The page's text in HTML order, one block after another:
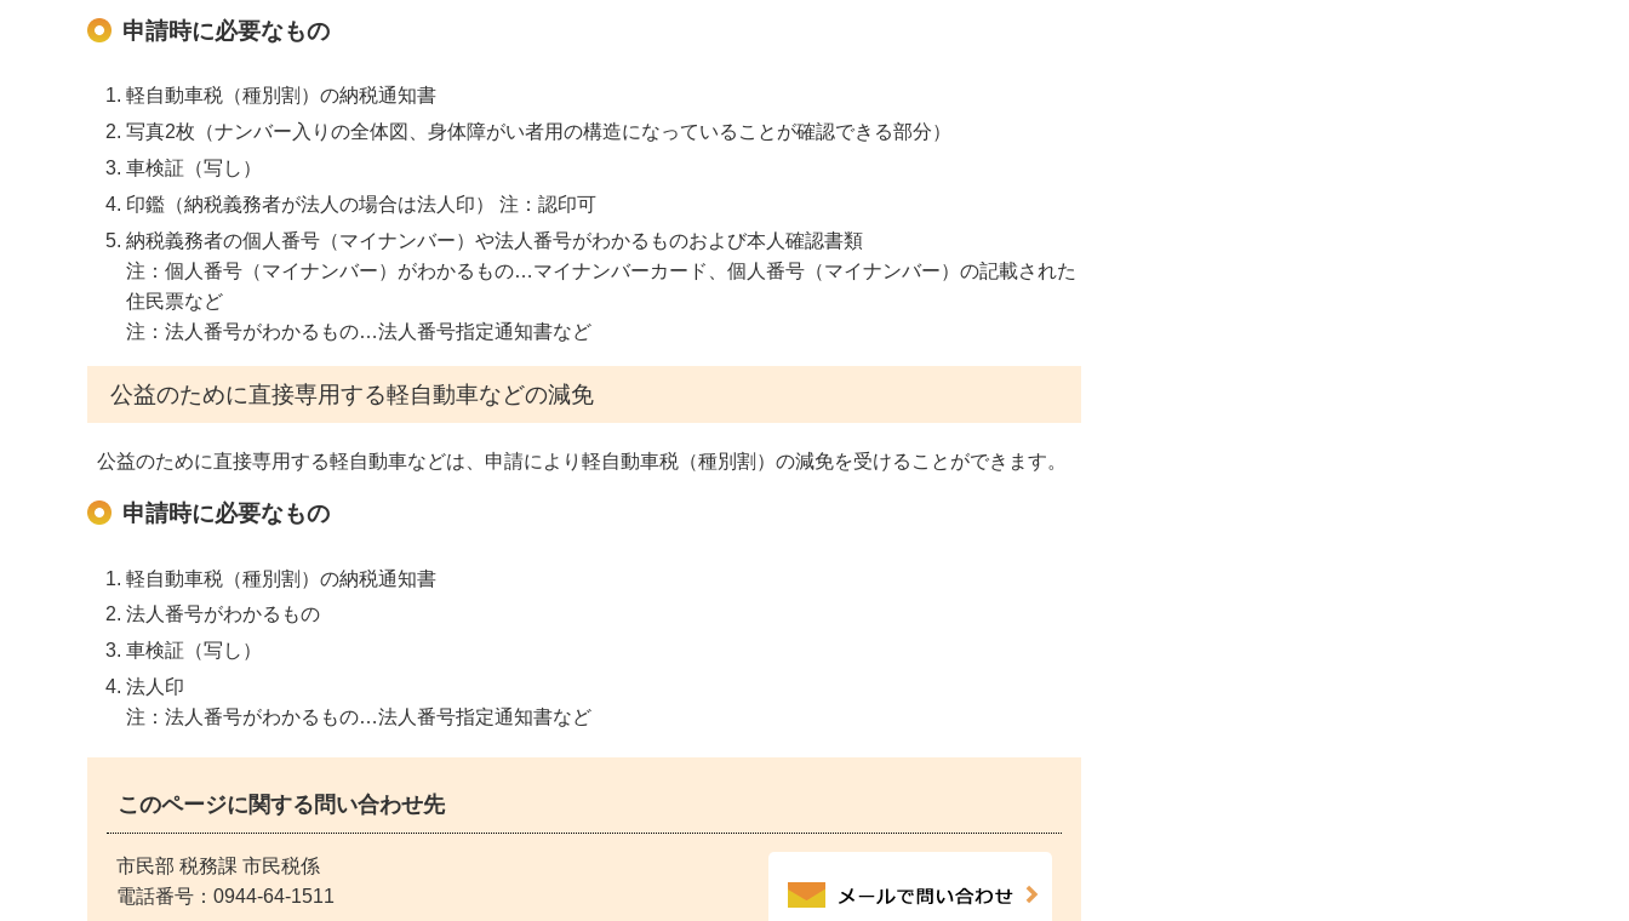
申請時に必要なもの
軽自動車税（種別割）の納税通知書
写真2枚（ナンバー入りの全体図、身体障がい者用の構造になっていることが確認できる部分）
車検証（写し）
印鑑（納税義務者が法人の場合は法人印） 注：認印可
納税義務者の個人番号（マイナンバー）や法人番号がわかるものおよび本人確認書類
注：個人番号（マイナンバー）がわかるもの…マイナンバーカード、個人番号（マイナンバー）の記載された
住民票など
注：法人番号がわかるもの…法人番号指定通知書など
公益のために直接専用する軽自動車などの減免
公益のために直接専用する軽自動車などは、申請により軽自動車税（種別割）の減免を受けることができます。
申請時に必要なもの
軽自動車税（種別割）の納税通知書
法人番号がわかるもの
車検証（写し）
法人印
注：法人番号がわかるもの…法人番号指定通知書など
このページに関する問い合わせ先
市民部 税務課 市民税係
電話番号： 0944-64-1511